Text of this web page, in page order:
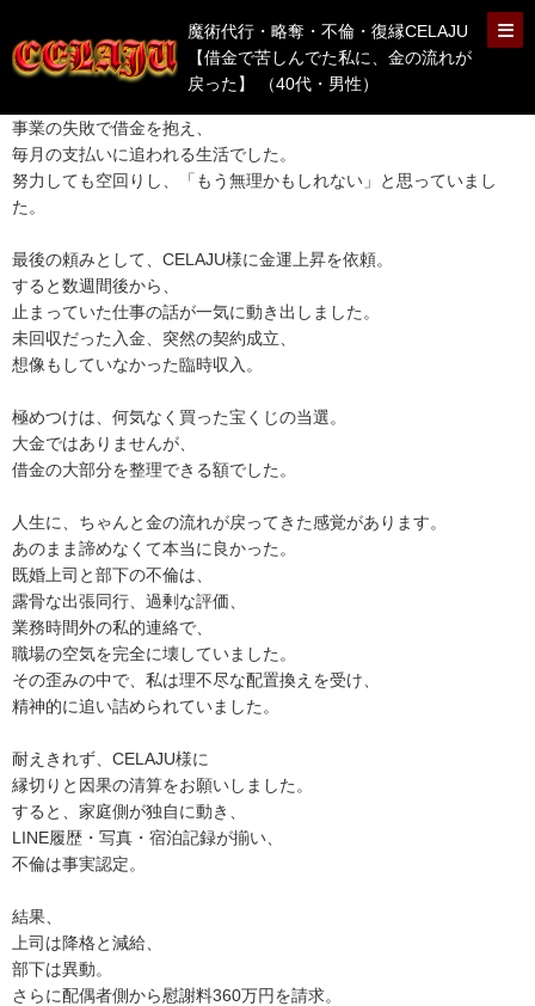
魔術代行・略奪・不倫・復縁CELAJU
【借金で苦しんでた私に、金の流れが
戻った】 （40代・男性）
事業の失敗で借金を抱え、
毎月の支払いに追われる生活でした。
努力しても空回りし、「もう無理かもしれない」と思っていまし
た。
最後の頼みとして、CELAJU様に金運上昇を依頼。
すると数週間後から、
止まっていた仕事の話が一気に動き出しました。
未回収だった入金、突然の契約成立、
想像もしていなかった臨時収入。
極めつけは、何気なく買った宝くじの当選。
大金ではありませんが、
借金の大部分を整理できる額でした。
人生に、ちゃんと金の流れが戻ってきた感覚があります。
あのまま諦めなくて本当に良かった。
既婚上司と部下の不倫は、
露骨な出張同行、過剰な評価、
業務時間外の私的連絡で、
職場の空気を完全に壊していました。
その歪みの中で、私は理不尽な配置換えを受け、
精神的に追い詰められていました。
耐えきれず、CELAJU様に
縁切りと因果の清算をお願いしました。
すると、家庭側が独自に動き、
LINE履歴・写真・宿泊記録が揃い、
不倫は事実認定。
結果、
上司は降格と減給、
部下は異動。
さらに配偶者側から慰謝料360万円を請求。